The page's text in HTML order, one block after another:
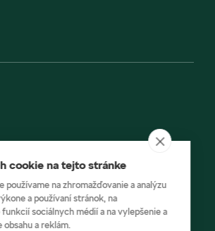
cookie na tejto stránke
používame na zhromažďovanie a analýzu
a používaní stránok, na
sociálnych médií a na vylepšenie a
obsahu a reklám.